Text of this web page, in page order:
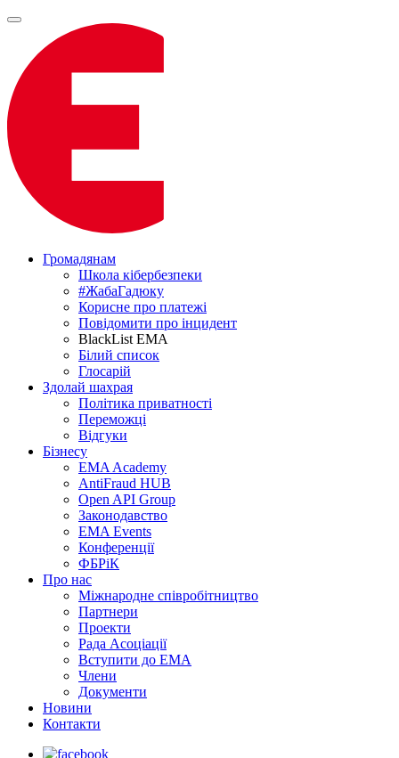
Громадянам
Школа кібербезпеки
#ЖабаГадюку
Корисне про платежі
Повідомити про інцидент
BlackList EMA
Білий список
Глосарій
Здолай шахрая
Політика приватності
Переможцi
Відгуки
Бізнесу
EMA Academy
AntiFraud HUB
Open API Group
Законодавство
EMA Events
Конференції
ФБРіК
Про нас
Міжнародне співробітництво
Партнери
Проекти
Рада Асоціації
Вступити до ЕМА
Члени
Документи
Новини
Контакти